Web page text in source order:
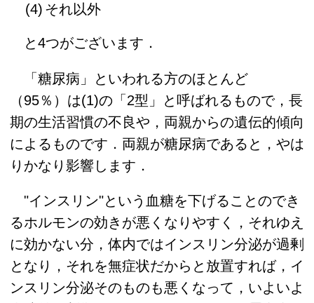
それ以外
と4つがございます．
「糖尿病」といわれる方のほとんど
（95％）は(1)の「2型」と呼ばれるもので，長
期の生活習慣の不良や，両親からの遺伝的傾向
によるものです．両親が糖尿病であると，やは
りかなり影響します．
"インスリン"という血糖を下げることのでき
るホルモンの効きが悪くなりやすく，それゆえ
に効かない分，体内ではインスリン分泌が過剰
となり，それを無症状だからと放置すれば，イ
ンスリン分泌そのものも悪くなって，いよいよ